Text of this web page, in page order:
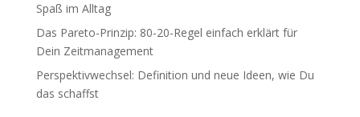
Spaß im Alltag
Das Pareto-Prinzip: 80-20-Regel einfach erklärt für
Dein Zeitmanagement
Perspektivwechsel: Definition und neue Ideen, wie Du
das schaffst